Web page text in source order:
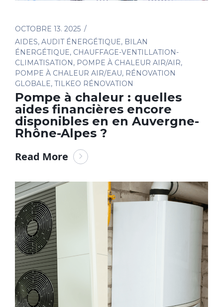
OCTOBRE 13. 2025
AIDES, AUDIT ÉNERGÉTIQUE, BILAN
ÉNERGÉTIQUE, CHAUFFAGE-VENTILLATION-
CLIMATISATION , POMPE À CHALEUR AIR/AIR,
POMPE À CHALEUR AIR/EAU, RÉNOVATION
GLOBALE, TILKEO RÉNOVATION
Pompe à chaleur : quelles
aides financières encore
disponibles en en Auvergne-
Rhône-Alpes ?
Read More